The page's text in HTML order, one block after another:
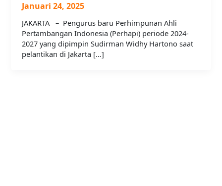
Januari 24, 2025
JAKARTA – Pengurus baru Perhimpunan Ahli
Pertambangan Indonesia (Perhapi) periode 2024-
2027 yang dipimpin Sudirman Widhy Hartono saat
pelantikan di Jakarta […]